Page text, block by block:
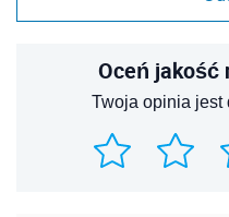
Oceń jakość
Twoja opinia jest